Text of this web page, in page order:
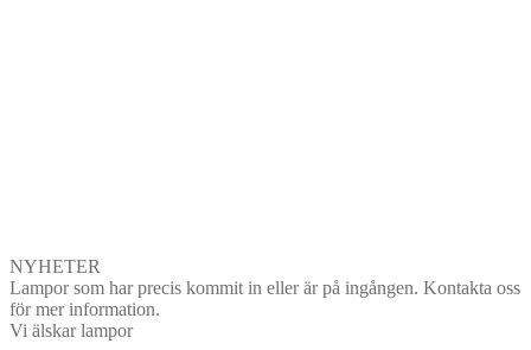
NYHETER
Lampor som har precis kommit in eller är på ingången. Kontakta oss
för mer information.
Vi älskar lampor